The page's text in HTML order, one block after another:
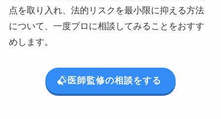
点を取り入れ、法的リスクを最小限に抑える方法
について、一度プロに相談してみることをおすす
めします。
医師監修の相談をする